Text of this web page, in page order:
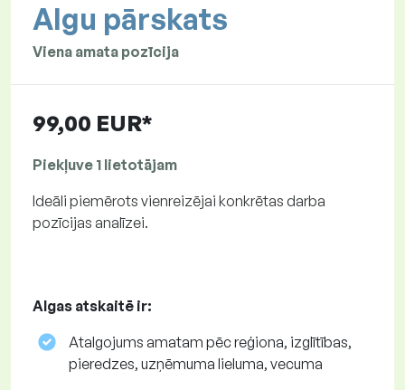
Algu pārskats
Viena amata pozīcija
99,00 EUR*
Piekļuve 1 lietotājam
Ideāli piemērots vienreizējai konkrētas darba
pozīcijas analīzei.
Algas atskaitē ir:
Atalgojums amatam pēc reģiona, izglītības,
pieredzes, uzņēmuma lieluma, vecuma